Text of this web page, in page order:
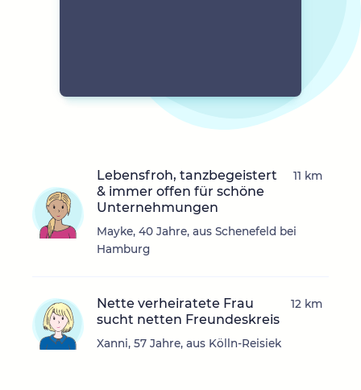
Lebensfroh, tanzbegeistert
& immer offen für schöne
Unternehmungen
Mayke, 40 Jahre, aus Schenefeld bei
Hamburg
11 km
Nette verheiratete Frau
sucht netten Freundeskreis
Xanni, 57 Jahre, aus Kölln-Reisiek
12 km